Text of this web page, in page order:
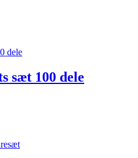
sæt 100 dele